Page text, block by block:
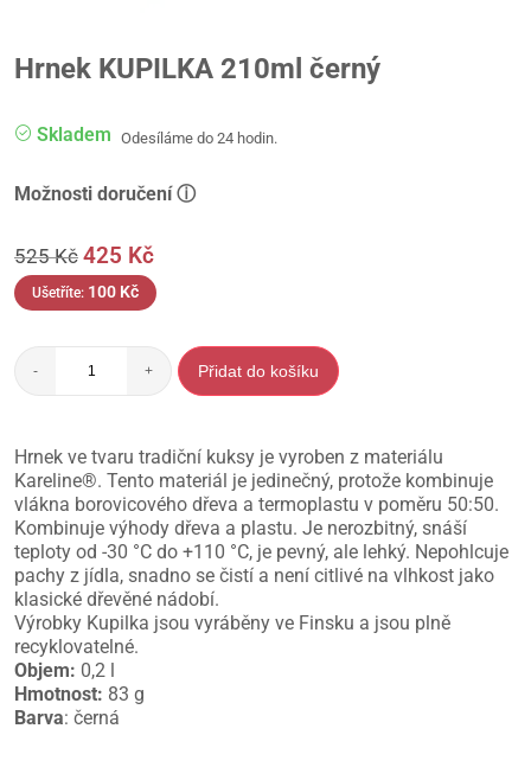
Hrnek KUPILKA 210ml černý
Skladem Odesíláme do 24 hodin.
Možnosti doručení ⓘ
525Kč 425 Kč
Ušetříte: 100 Kč
- + Přidat do košíku
Hrnek ve tvaru tradiční kuksy je vyroben z materiálu
Kareline®. Tento materiál je jedinečný, protože kombinuje
vlákna borovicového dřeva a termoplastu v poměru 50:50.
Kombinuje výhody dřeva a plastu. Je nerozbitný, snáší
teploty od -30 °C do +110 °C, je pevný, ale lehký. Nepohlcuje
pachy z jídla, snadno se čistí a není citlivé na vlhkost jako
klasické dřevěné nádobí.
Výrobky Kupilka jsou vyráběny ve Finsku a jsou plně
recyklovatelné.
Objem: 0,2 l
Hmotnost: 83 g
Barva: černá